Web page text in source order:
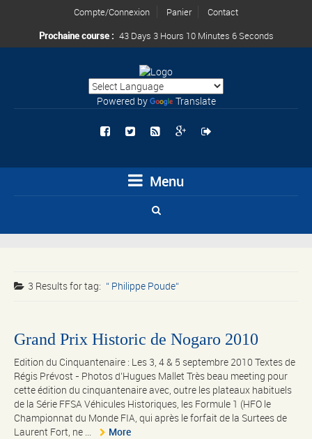
Compte/Connexion Panier
Contact
Prochaine course : 43 Days 3 Hours 10 Minutes 5 Seconds
Powered by Translate
Menu
3 Results fortag: Philippe Poude
Grand Prix Historic de Nogaro 2010
Edition du Cinquantenaire : Les 3, 4 & 5 septembre 2010 Textes de
Régis Prévost - Photos d’Hugues Mallet Très beau meeting pour
cette édition du cinquantenaire avec, outre les plateaux habituels
de la Série FFSA Véhicules Historiques, les Formule 1 (HFO le
Championnat du Monde FIA, qui après le forfait de la Surtees de
Laurent Fort, ne ...
More